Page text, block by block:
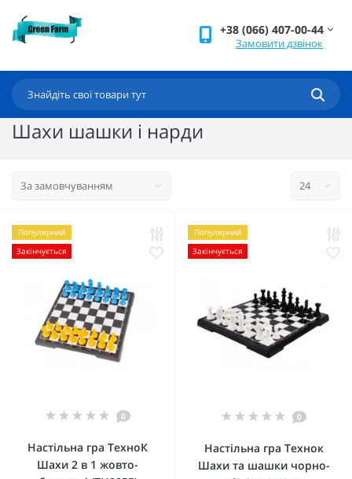
+38 (066) 407-00-44
Замовити дзвінок
Шахи шашки і нарди
Популярний
Закінчується
0
Настільна гра ТехноК
Шахи 2 в 1 жовто-
Популярний
Закінчується
0
Настільна гра Технок
Шахи та шашки чорно-